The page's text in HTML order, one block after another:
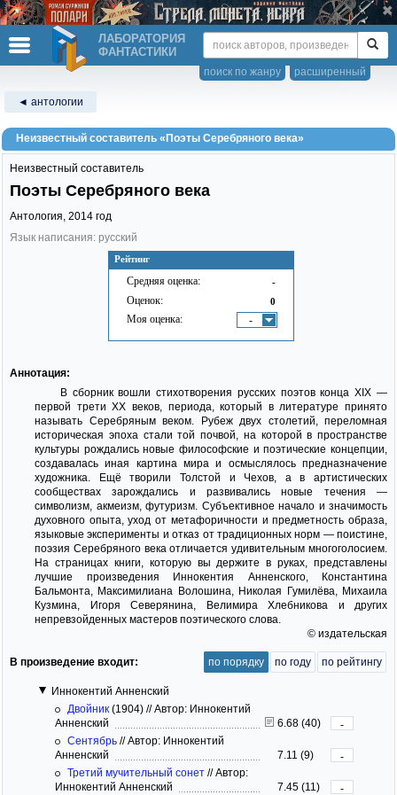
ЛАБОРАТОРИЯ
ФАНТАСТИКИ
расширенный
поиск по жанру
◄ антологии
Неизвестный составитель «Поэты Серебряного века»
Рейтинг
Средняя оценка: -
Оценок: 0
Моя оценка: -
Неизвестный составитель
Поэты Серебряного века
Антология, 2014 год
Язык написания: русский
Аннотация:
В сборник вошли стихотворения русских поэтов конца XIX —
первой трети XX веков, периода, который в литературе принято
называть Серебряным веком. Рубеж двух столетий, переломная
историческая эпоха стали той почвой, на которой в пространстве
культуры рождались новые философские и поэтические концепции,
создавалась иная картина мира и осмыслялось предназначение
художника. Ещё творили Толстой и Чехов, а в артистических
сообществах зарождались и развивались новые течения —
символизм, акмеизм, футуризм. Субъективное начало и значимость
духовного опыта, уход от метафоричности и предметность образа,
языковые эксперименты и отказ от традиционных норм — поистине,
поэзия Серебряного века отличается удивительным многоголосием.
На страницах книги, которую вы держите в руках, представлены
лучшие произведения Иннокентия Анненского, Константина
Бальмонта, Максимилиана Волошина, Николая Гумилёва, Михаила
Кузмина, Игоря Северянина, Велимира Хлебникова и других
непревзойденных мастеров поэтического слова.
© издательская
В произведение входит: по порядку по году по рейтингу
Иннокентий Анненский
Двойник (1904) //Автор: Иннокентий
Анненский
6.68 (40)
-
Сентябрь //Автор: Иннокентий
Анненский
7.11 (9)
-
Третий мучительный сонет //Автор:
Иннокентий Анненский
7.45 (11)
-